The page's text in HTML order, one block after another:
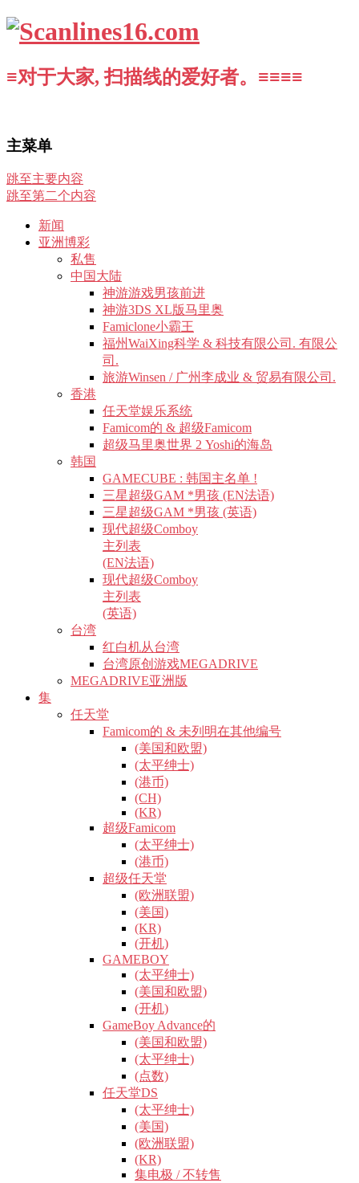
≡对于大家, 扫描线的爱好者。≡≡≡≡
主菜单
跳至主要内容
跳至第二个内容
新闻
亚洲博彩
私售
中国大陆
神游游戏男孩前进
神游3DS XL版马里奥
Famiclone小霸王
福州WaiXing科学 & 科技有限公司. 有限公
司.
旅游Winsen / 广州李成业 & 贸易有限公司.
香港
任天堂娱乐系统
Famicom的 & 超级Famicom
超级马里奥世界 2 Yoshi的海岛
韩国
GAMECUBE : 韩国主名单 !
三星超级GAM *男孩 (EN法语)
三星超级GAM *男孩 (英语)
现代超级Comboy
主列表
(EN法语)
现代超级Comboy
主列表
(英语)
台湾
红白机从台湾
台湾原创游戏MEGADRIVE
MEGADRIVE亚洲版
集
任天堂
Famicom的 & 未列明在其他编号
(美国和欧盟)
(太平绅士)
(港币)
(CH)
(KR)
超级Famicom
(太平绅士)
(港币)
超级任天堂
(欧洲联盟)
(美国)
(KR)
(开机)
GAMEBOY
(太平绅士)
(美国和欧盟)
(开机)
GameBoy Advance的
(美国和欧盟)
(太平绅士)
(点数)
任天堂DS
(太平绅士)
(美国)
(欧洲联盟)
(KR)
集电极 / 不转售